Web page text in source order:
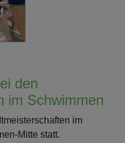
den
im Schwimmen
im
Mitte statt.